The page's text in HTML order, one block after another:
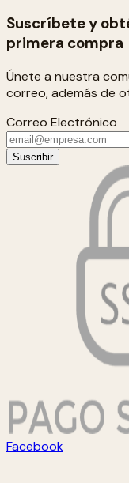
Suscríbete y
primera compra
Únete a nuestra
correo, además de
Correo Electrónico
Suscribir
Facebook